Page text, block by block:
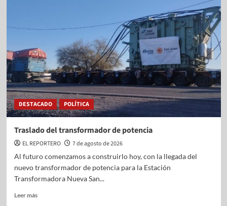
DESTACADO POLÍTICA
Traslado del transformador de potencia
EL REPORTERO
7 de agosto de 2026
Al futuro comenzamos a construirlo hoy, con la llegada del
nuevo transformador de potencia para la Estación
Transformadora Nueva San...
Leer más